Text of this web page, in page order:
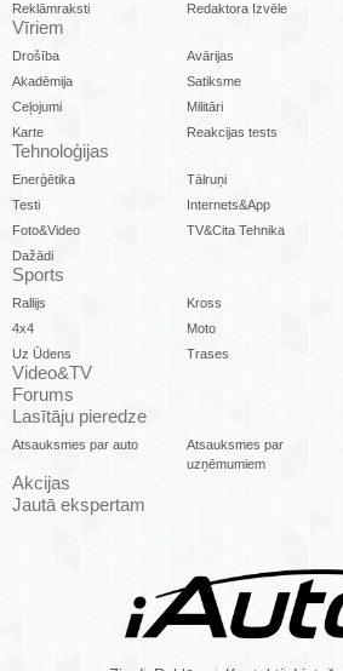
Reklāmraksti
Redaktora Izvēle
Vīriem
Drošība Avārijas
Akadēmija
Satiksme
Ceļojumi
Militāri
Karte
Reakcijas tests
Tehnoloģijas
Enerģētika Tālruņi
Testi
Internets&App
Foto&Video
TV&Cita Tehnika
Dažādi
Sports
Rallijs Kross
4x4
Moto
Uz Ūdens
Trases
Video&TV
Forums
Lasītāju pieredze
Atsauksmes par auto
Atsauksmes par
uzņēmumiem
Akcijas
Jautā ekspertam